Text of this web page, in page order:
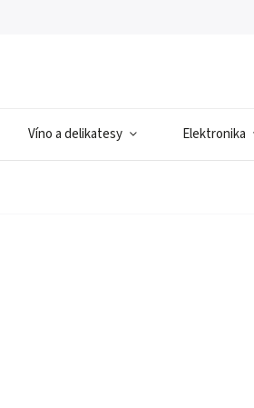
Víno a delikatesy Elektronika